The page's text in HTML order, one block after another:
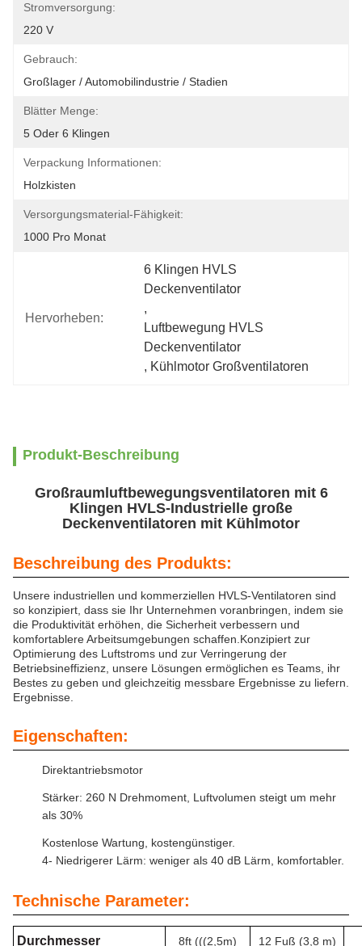
Stromversorgung:
220 V
Gebrauch:
Großlager / Automobilindustrie / Stadien
Blätter Menge:
5 Oder 6 Klingen
Verpackung Informationen:
Holzkisten
Versorgungsmaterial-Fähigkeit:
1000 Pro Monat
Hervorheben:
6 Klingen HVLS
Deckenventilator
,
Luftbewegung HVLS
Deckenventilator
, Kühlmotor Großventilatoren
Produkt-Beschreibung
Großraumluftbewegungsventilatoren mit 6
Klingen HVLS-Industrielle große
Deckenventilatoren mit Kühlmotor
Beschreibung des Produkts:
Unsere industriellen und kommerziellen HVLS-Ventilatoren sind
so konzipiert, dass sie Ihr Unternehmen voranbringen, indem sie
die Produktivität erhöhen, die Sicherheit verbessern und
komfortablere Arbeitsumgebungen schaffen.Konzipiert zur
Optimierung des Luftstroms und zur Verringerung der
Betriebsineffizienz, unsere Lösungen ermöglichen es Teams, ihr
Bestes zu geben und gleichzeitig messbare Ergebnisse zu liefern.
Ergebnisse.
Eigenschaften:
Direktantriebsmotor
Stärker: 260 N Drehmoment, Luftvolumen steigt um mehr
als 30%
Kostenlose Wartung, kostengünstiger.
4- Niedrigerer Lärm: weniger als 40 dB Lärm, komfortabler.
Technische Parameter:
Durchmesser 8ft (((2,5m) 12 Fuß (3,8 m)